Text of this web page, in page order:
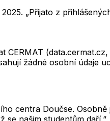
2025. „Přijato z
CERMAT
žádné osobní údaje
centra Doučse.